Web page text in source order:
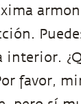
interior.
favor,